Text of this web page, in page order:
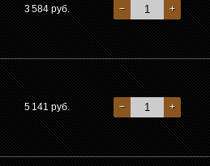
3 584 руб. − +
5 141 руб. − +